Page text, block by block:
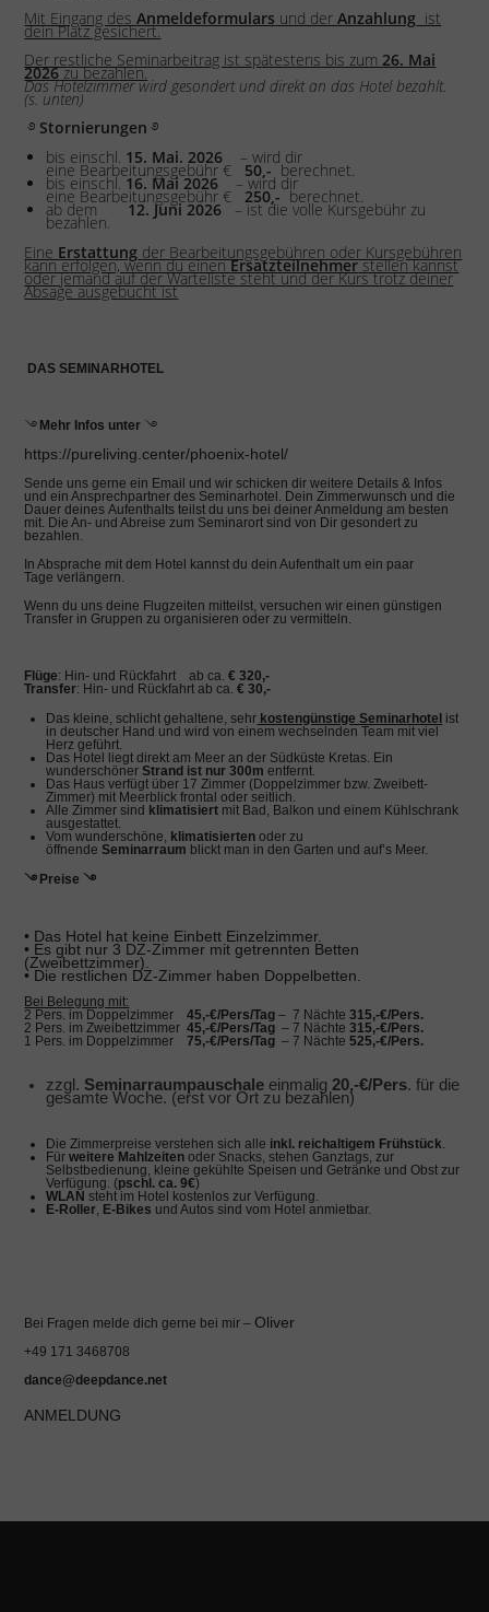
Mit Eingang desAnmeldeformulars und derAnzahlung ist
dein Platz gesichert.
Der restliche Seminarbeitrag ist spätestens bis zum 26. Mai
2026zu bezahlen.
Das Hotelzimmer wird gesondert und direkt an das Hotel bezahlt.
(s. unten)
࿔Stornierungen ࿔
bis einschl. 15. Mai. 2026 – wird dir
eine Bearbeitungsgebühr € 50,-berechnet.
bis einschl.16. Mai 2026 –wird dir
eine Bearbeitungsgebühr € 250,-berechnet.
ab dem12. Juni 2026 – ist die volle Kursgebühr zu
bezahlen.
Eine Erstattung der Bearbeitungsgebühren oder Kursgebühren
kann erfolgen, wenn du einenErsatzteilnehmerstellen kannst
oder jemand auf der Warteliste steht und der Kurs trotz deiner
Absage ausgebucht ist
DAS SEMINARHOTEL
࿓ Mehr Infos unter ࿓
https://pureliving.center/phoenix-hotel/
Sende uns gerne ein Email und wir schicken dir weitere Details & Infos
und ein Ansprechpartner des Seminarhotel. Dein Zimmerwunsch und die
Dauer deines Aufenthalts teilst du uns bei deiner Anmeldung am besten
mit. Die An- und Abreise zum Seminarort sind von Dir gesondert zu
bezahlen.
In Absprache mit dem Hotel kannst du dein Aufenthalt um ein paar
Tage verlängern.
Wenn du uns deine Flugzeiten mitteilst, versuchen wir einen günstigen
Transfer in Gruppen zu organisieren oder zu vermitteln.
Flüge: Hin- und Rückfahrt ab ca.€ 320,-
Transfer: Hin- und Rückfahrt ab ca.€ 30,-
Das kleine, schlicht gehaltene, sehr kostengünstige Seminarhotel ist
in deutscher Hand und wird von einem wechselnden Team mit viel
Herz geführt.
Das Hotel liegt direkt am Meer an der Südküste Kretas. Ein
wunderschönerStrand ist nur 300m entfernt.
Das Haus verfügt über 17 Zimmer (Doppelzimmer bzw. Zweibett-
Zimmer) mit Meerblick frontal oder seitlich.
Alle Zimmer sind klimatisiert mit Bad, Balkon und einem Kühlschrank
ausgestattet.
Vom wunderschöne, klimatisierten oder zu
öffnende Seminarraum blickt man in den Garten und auf’s Meer.
࿓ Preise ࿓
• Das Hotel hat keine Einbett Einzelzimmer.
• Es gibt nur 3 DZ-Zimmer mit getrennten Betten
(Zweibettzimmer).
• Die restlichen DZ-Zimmer haben Doppelbetten.
Bei Belegung mit:
2 Pers. im Doppelzimmer
45,-€/Pers/Tag – 7 Nächte315,-€/Pers.
2 Pers. im Zweibettzimmer45,-€/Pers/Tag – 7 Nächte315,-€/Pers.
1 Pers. im Doppelzimmer75,-€/Pers/Tag – 7 Nächte525,-€/Pers.
zzgl. Seminarraumpauschale einmalig20,-€/Pers. für die
gesamte Woche. (erst vor Ort zu bezahlen)
Die Zimmerpreise verstehen sich alle inkl. reichaltigem Frühstück.
Fürweitere Mahlzeiten oder Snacks, stehen Ganztags, zur
Selbstbedienung, kleine gekühlte Speisen und Getränke und Obst zur
Verfügung. (pschl. ca. 9€)
WLAN steht im Hotel kostenlos zur Verfügung.
E-Roller, E-Bikes und Autos sind vom Hotel anmietbar.
Bei Fragen melde dich gerne bei mir –Oliver
+49 171 3468708
dance@deepdance.net
ANMELDUNG